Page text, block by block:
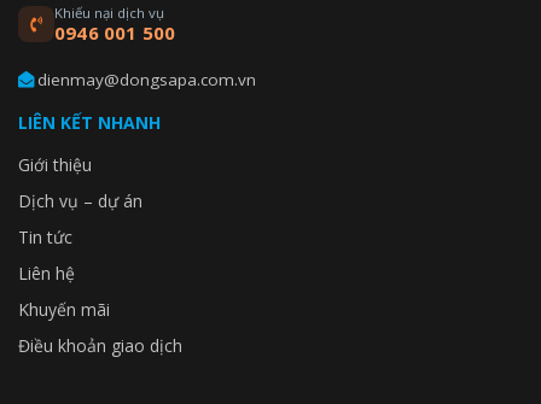
Khiếu nại dịch vụ
0946 001 500
dienmay@dongsapa.com.vn
LIÊN KẾT NHANH
Giới thiệu
Dịch vụ – dự án
Tin tức
Liên hệ
Khuyến mãi
Điều khoản giao dịch